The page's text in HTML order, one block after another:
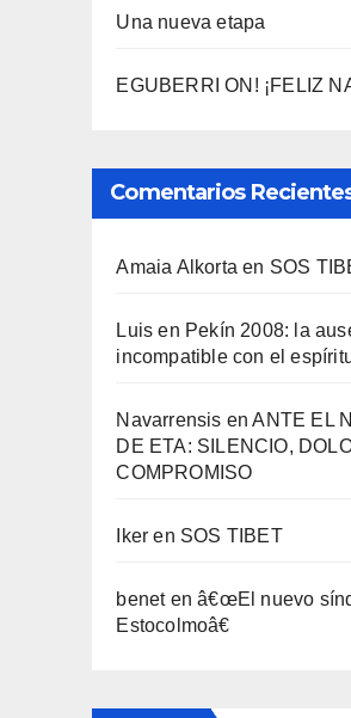
Una nueva etapa
EGUBERRI ON! ¡FELIZ
Comentarios
Amaia Alkorta en SOS
Luis en Pekí­n 2008: la
incompatible con el
Navarrensis enANTE EL
DE ETA: SILENCIO,
COMPROMISO
Iker en SOS TIBET
benetenâ€œEl nuevo
Estocolmoâ€